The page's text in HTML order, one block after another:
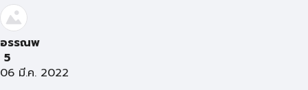
อรรณพ
5
06 มี.ค. 2022